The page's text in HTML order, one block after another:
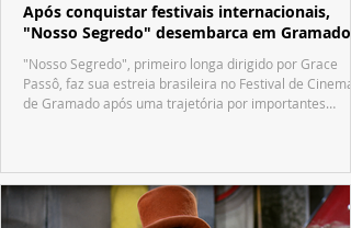
Após conquistar festivais internacionais,
"Nosso Segredo" desembarca em Gramado
"Nosso Segredo", primeiro longa dirigido por Grace
Passô, faz sua estreia brasileira no Festival de Cinema
de Gramado após uma trajetória por importantes